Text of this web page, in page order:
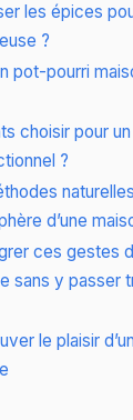
les épices
?
pot-pourri
choisir pour
?
d’une
ces gestes
sans y passer
le plaisir